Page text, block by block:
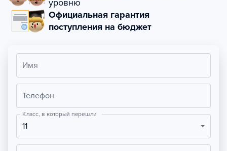
уровню
Официальная гарантия
поступления на бюджет
Имя
Телефон
Класс, в который перешли
11